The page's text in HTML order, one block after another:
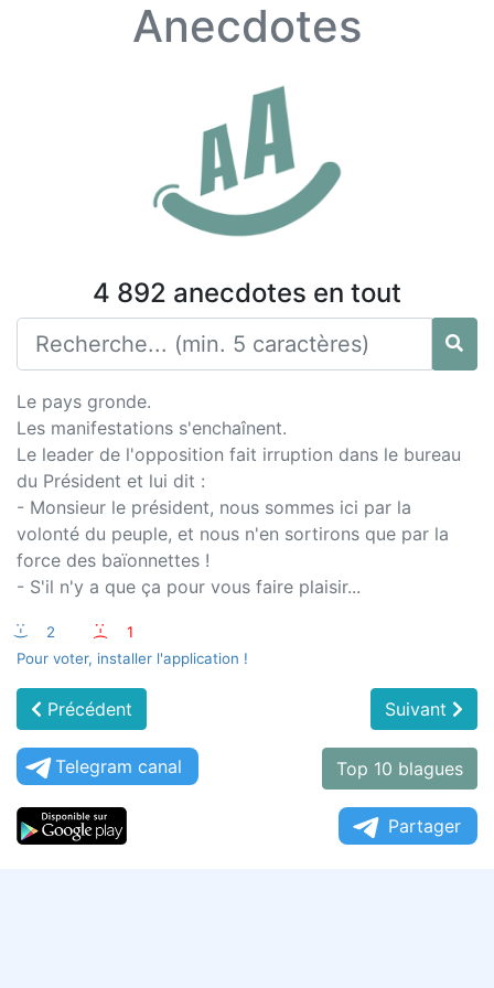
Anecdotes
4 892 anecdotes en tout
Le pays gronde.
Les manifestations s'enchaînent.
Le leader de l'opposition fait irruption dans le bureau
du Président et lui dit :
- Monsieur le président, nous sommes ici par la
volonté du peuple, et nous n'en sortirons que par la
force des baïonnettes !
- S'il n'y a que ça pour vous faire plaisir...
:-) 2 :-(
1
Pour voter, installer l'application !
Précédent Suivant
Telegram canal Top 10 blagues
Partager